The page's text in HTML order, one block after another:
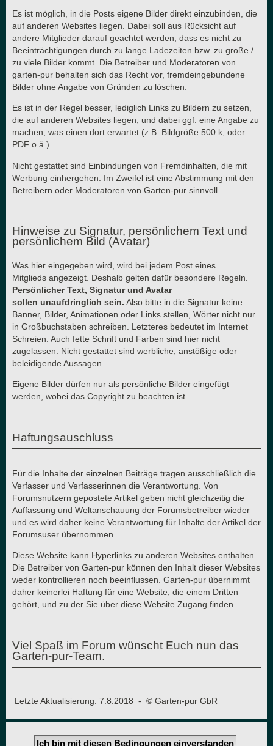
Es ist möglich, in die Posts eigene Bilder direkt einzubinden, die
auf anderen Websites liegen. Dabei soll aus Rücksicht auf
andere Mitglieder darauf geachtet werden, dass es nicht zu
Beeinträchtigungen durch zu lange Ladezeiten bzw. zu große /
zu viele Bilder kommt. Die Betreiber und Moderatoren von
garten-pur behalten sich das Recht vor, fremdeingebundene
Bilder ohne Angabe von Gründen zu löschen.
Es ist in der Regel besser, lediglich Links zu Bildern zu setzen,
die auf anderen Websites liegen, und dabei ggf. eine Angabe zu
machen, was einen dort erwartet (z.B. Bildgröße 500 k, oder
PDF o.ä.).
Nicht gestattet sind Einbindungen von Fremdinhalten, die mit
Werbung einhergehen. Im Zweifel ist eine Abstimmung mit den
Betreibern oder Moderatoren von Garten-pur sinnvoll.
Hinweise zu Signatur, persönlichem Text und
persönlichem Bild (Avatar)
Was hier eingegeben wird, wird bei jedem Post eines
Mitglieds angezeigt. Deshalb gelten dafür besondere Regeln.
Persönlicher Text, Signatur und Avatar
sollen unaufdringlich sein. Also bitte in die Signatur keine
Banner, Bilder, Animationen oder Links stellen, Wörter nicht nur
in Großbuchstaben schreiben. Letzteres bedeutet im Internet
Schreien. Auch fette Schrift und Farben sind hier nicht
zugelassen. Nicht gestattet sind werbliche, anstößige oder
beleidigende Aussagen.
Eigene Bilder dürfen nur als persönliche Bilder eingefügt
werden, wobei das Copyright zu beachten ist.
Haftungsauschluss
Für die Inhalte der einzelnen Beiträge tragen ausschließlich die
Verfasser und Verfasserinnen die Verantwortung. Von
Forumsnutzern gepostete Artikel geben nicht gleichzeitig die
Auffassung und Weltanschauung der Forumsbetreiber wieder
und es wird daher keine Verantwortung für Inhalte der Artikel der
Forumsuser übernommen.
Diese Website kann Hyperlinks zu anderen Websites enthalten.
Die Betreiber von Garten-pur können den Inhalt dieser Websites
weder kontrollieren noch beeinflussen. Garten-pur übernimmt
daher keinerlei Haftung für eine Website, die einem Dritten
gehört, und zu der Sie über diese Website Zugang finden.
Viel Spaß im Forum wünscht Euch nun das
Garten-pur-Team.
Letzte Aktualisierung: 7.8.2018 - © Garten-pur GbR